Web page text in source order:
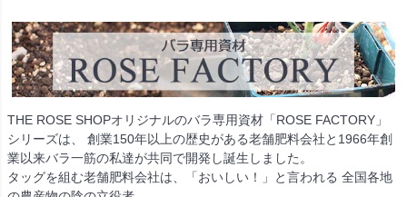
THE ROSE SHOPオリジナルのバラ専用資材「ROSE FACTORY」
シリーズは、 創業150年以上の歴史がある老舗肥料会社と1966年創
業以来バラ一筋の私達が共同で開発し誕生しました。
タッグを組む老舗肥料会社は、「おいしい！」と言われる 全国各地